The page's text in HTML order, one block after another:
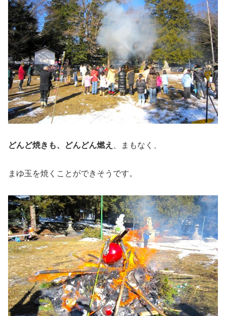
どんど焼きも、どんどん燃え 、まもなく、
まゆ玉を焼くことができそうです。